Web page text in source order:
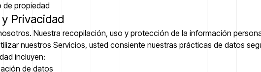
de propiedad
Privacidad
Nuestra recopilación, uso y protección de la información
nuestros Servicios, usted consiente nuestras prácticas de datos
incluyen:
de datos